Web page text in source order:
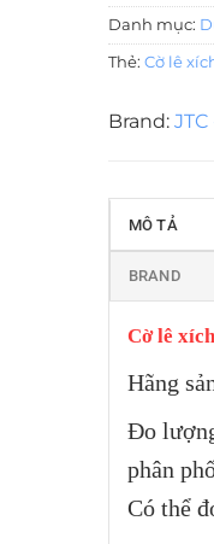
Danh mục:
Thẻ: Cờ lê
Brand:
MÔ TẢ
BRAND
Cờ lê
Hãng
Đo
phân
Có thể